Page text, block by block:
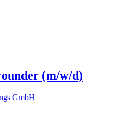
(m/w/d)
GmbH